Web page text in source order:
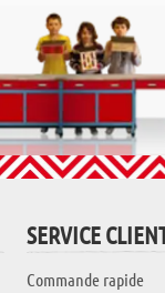
SERVICE
Commande rapide